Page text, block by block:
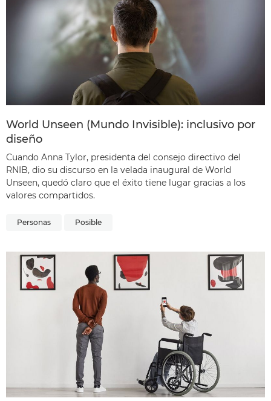
World Unseen (Mundo Invisible): inclusivo por
diseño
Cuando Anna Tylor, presidenta del consejo directivo del
RNIB, dio su discurso en la velada inaugural de World
Unseen, quedó claro que el éxito tiene lugar gracias a los
valores compartidos.
Personas Posible